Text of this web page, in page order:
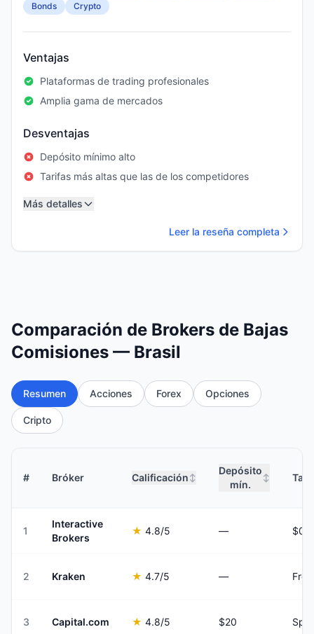
Bonds
Crypto
Ventajas
Plataformas de trading profesionales
Amplia gama de mercados
Desventajas
Depósito mínimo alto
Tarifas más altas que las de los competidores
Más detalles
Leer la reseña completa
Comparación de Brokers de Bajas
Comisiones — Brasil
Resumen Acciones Forex Opciones
Cripto
# Bróker Calificación ↕
Depósito
mín.
↕
1
Interactive
Brokers
★ 4.8/5 —
2 Kraken ★ 4.7/5 —
3 Capital.com ★ 4.8/5 $20